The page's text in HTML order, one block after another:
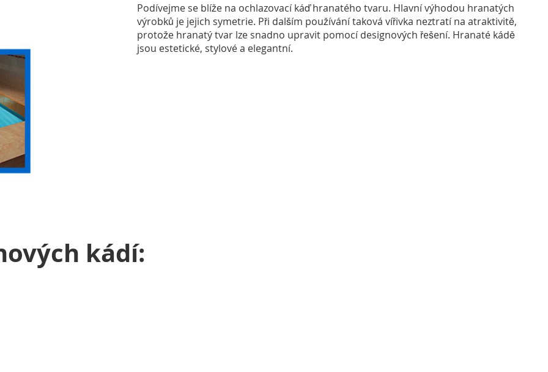
Podívejme se blíže na ochlazovací káď hranatého tvaru. Hlavní výhodou hranatých
výrobků je jejich symetrie. Při dalším používání taková vířivka neztratí na atraktivitě,
protože hranatý tvar lze snadno upravit pomocí designových řešení. Hranaté kádě
jsou estetické, stylové a elegantní.
kádí: